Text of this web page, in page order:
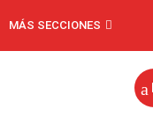
MÁS SECCIONES